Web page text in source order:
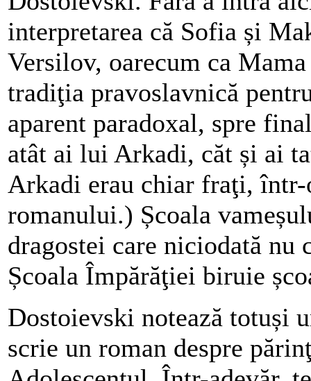
interpretarea că Sofia și
Versilov, oarecum ca
tradiţia pravoslavnică
aparent paradoxal, spre
atât ai lui Arkadi, căt și ai
Arkadi erau chiar fraţi,
romanului.) Școala
dragostei care niciodată nu
Școala Împărăţiei biruie
Dostoievski notează totuși
scrie un roman despre